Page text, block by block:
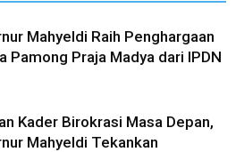
Mahyeldi Raih Penghargaan
Pamong Praja Madya dari IPDN
Kader Birokrasi Masa Depan,
Mahyeldi Tekankan